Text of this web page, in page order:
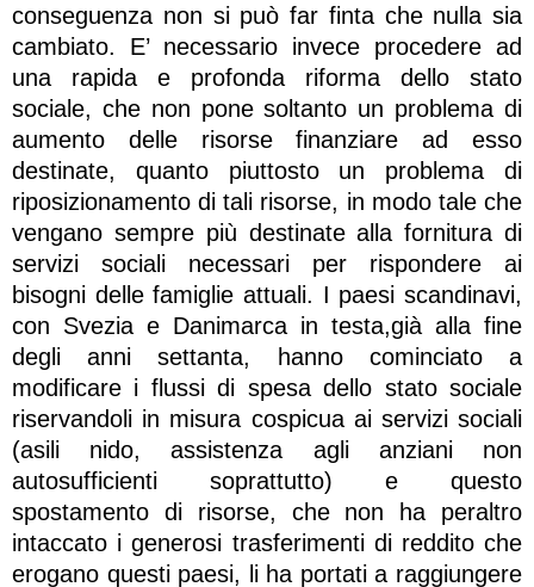
conseguenza non si può far finta che nulla sia
cambiato. E’ necessario invece procedere ad
una rapida e profonda riforma dello stato
sociale, che non pone soltanto un problema di
aumento delle risorse finanziare ad esso
destinate, quanto piuttosto un problema di
riposizionamento di tali risorse, in modo tale che
vengano sempre più destinate alla fornitura di
servizi sociali necessari per rispondere ai
bisogni delle famiglie attuali. I paesi scandinavi,
con Svezia e Danimarca in testa,già alla fine
degli anni settanta, hanno cominciato a
modificare i flussi di spesa dello stato sociale
riservandoli in misura cospicua ai servizi sociali
(asili nido, assistenza agli anziani non
autosufficienti soprattutto) e questo
spostamento di risorse, che non ha peraltro
intaccato i generosi trasferimenti di reddito che
erogano questi paesi, li ha portati a raggiungere